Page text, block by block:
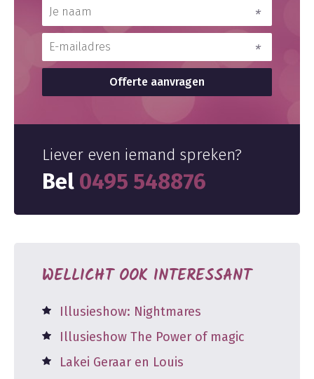
Liever even iemand spreken?
Bel 0495 548876
WELLICHT OOK INTERESSANT
Illusieshow: Nightmares
Illusieshow The Power of magic
Lakei Geraar en Louis